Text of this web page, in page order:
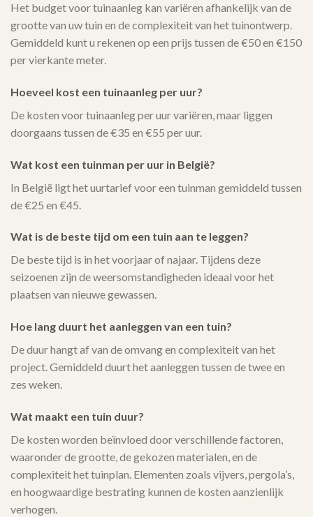
Het budget voor tuinaanleg kan variëren afhankelijk van de
grootte van uw tuin en de complexiteit van het tuinontwerp.
Gemiddeld kunt u rekenen op een prijs tussen de €50 en €150
per vierkante meter.
Hoeveel kost een tuinaanleg per uur?
De kosten voor tuinaanleg per uur variëren, maar liggen
doorgaans tussen de €35 en €55 per uur.
Wat kost een tuinman per uur in België?
In België ligt het uurtarief voor een tuinman gemiddeld tussen
de €25 en €45.
Wat is de beste tijd om een tuin aan te leggen?
De beste tijd is in het voorjaar of najaar. Tijdens deze
seizoenen zijn de weersomstandigheden ideaal voor het
plaatsen van nieuwe gewassen.
Hoe lang duurt het aanleggen van een tuin?
De duur hangt af van de omvang en complexiteit van het
project. Gemiddeld duurt het aanleggen tussen de twee en
zes weken.
Wat maakt een tuin duur?
De kosten worden beïnvloed door verschillende factoren,
waaronder de grootte, de gekozen materialen, en de
complexiteit het tuinplan. Elementen zoals vijvers, pergola’s,
en hoogwaardige bestrating kunnen de kosten aanzienlijk
verhogen.